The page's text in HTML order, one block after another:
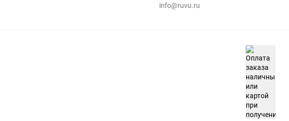
info@ruvu.ru